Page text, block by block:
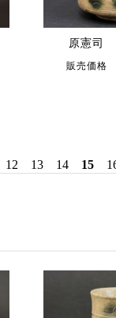
原憲司
販売価格
12 13 14 15